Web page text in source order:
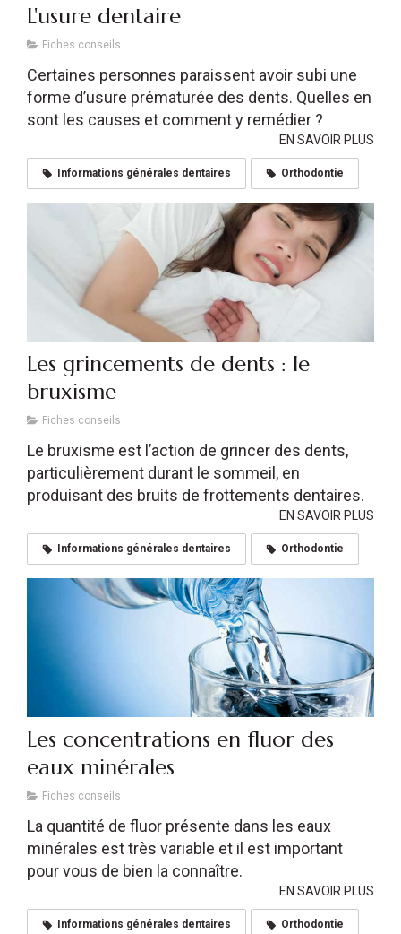
L'usure dentaire
Fiches conseils
Certaines personnes paraissent avoir subi une
forme d’usure prématurée des dents. Quelles en
sont les causes et comment y remédier ?
EN SAVOIR PLUS
Informations générales dentaires Orthodontie
Les grincements de dents : le
bruxisme
Fiches conseils
Le bruxisme est l’action de grincer des dents,
particulièrement durant le sommeil, en
produisant des bruits de frottements dentaires.
EN SAVOIR PLUS
Informations générales dentaires Orthodontie
Les concentrations en fluor des
eaux minérales
Fiches conseils
La quantité de fluor présente dans les eaux
minérales est très variable et il est important
pour vous de bien la connaître.
EN SAVOIR PLUS
Informations générales dentaires Orthodontie